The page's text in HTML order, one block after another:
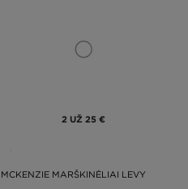
2 UŽ 25 €
MCKENZIE MARŠKINĖLIAI LEVY